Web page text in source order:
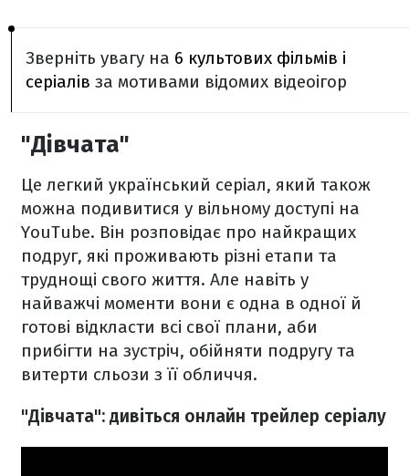
Зверніть увагу на 6 культових фільмів і
серіалів за мотивами відомих відеоігор
"Дівчата"
Це легкий український серіал, який також
можна подивитися у вільному доступі на
YouTube. Він розповідає про найкращих
подруг, які проживають різні етапи та
труднощі свого життя. Але навіть у
найважчі моменти вони є одна в одної й
готові відкласти всі свої плани, аби
прибігти на зустріч, обійняти подругу та
витерти сльози з її обличчя.
"Дівчата": дивіться онлайн трейлер серіалу